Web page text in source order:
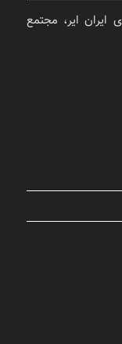
ایران ایر، مجتمع